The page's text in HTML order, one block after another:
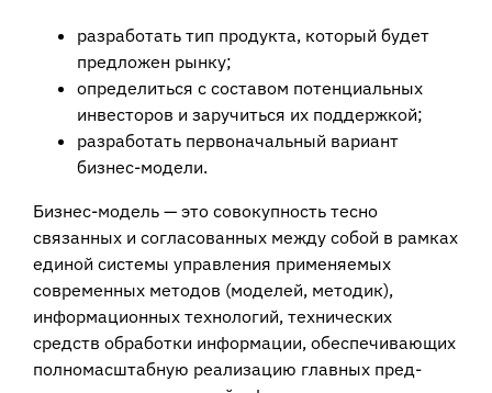
разработать тип продукта, который будет
предложен рынку;
определиться с составом потенциальных
инвесторов и заручиться их поддержкой;
разработать первоначальный вариант
бизнес-модели.
Бизнес-модель — это совокупность тесно
связанных и согласованных между собой в рамках
единой системы управления применяемых
современных методов (моделей, методик),
информационных технологий, технических
средств обработ­ки информации, обеспечивающих
полномасштабную реализацию главных пред­